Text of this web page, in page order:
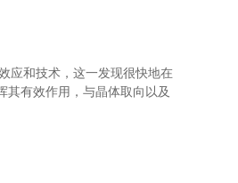
应和技术，这一发现很快地在
其有效作用，与晶体取向以及